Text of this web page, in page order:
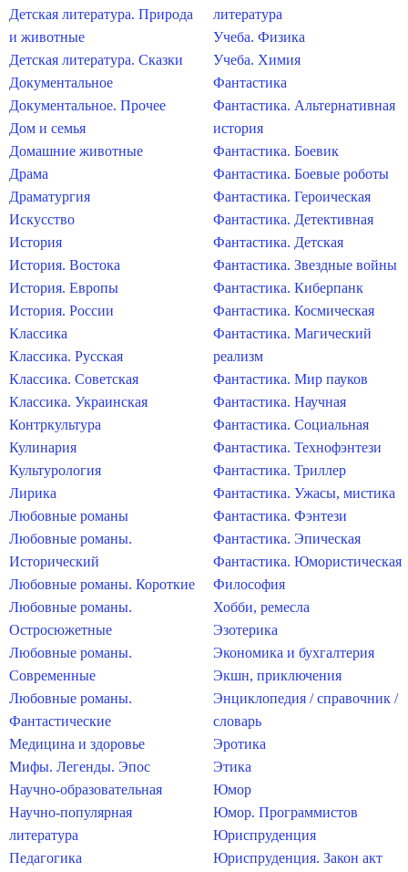
Детская литература. Природа
и животные
Детская литература. Сказки
Документальное
Документальное. Прочее
Дом и семья
Домашние животные
Драма
Драматургия
Искусство
История
История. Востока
История. Европы
История. России
Классика
Классика. Русская
Классика. Советская
Классика. Украинская
Контркультура
Кулинария
Культурология
Лирика
Любовные романы
Любовные романы.
Исторический
Любовные романы. Короткие
Любовные романы.
Остросюжетные
Любовные романы.
Современные
Любовные романы.
Фантастические
Медицина и здоровье
Мифы. Легенды. Эпос
Научно-образовательная
Научно-популярная
литература
Педагогика
литература
Учеба. Физика
Учеба. Химия
Фантастика
Фантастика. Альтернативная
история
Фантастика. Боевик
Фантастика. Боевые роботы
Фантастика. Героическая
Фантастика. Детективная
Фантастика. Детская
Фантастика. Звездные войны
Фантастика. Киберпанк
Фантастика. Космическая
Фантастика. Магический
реализм
Фантастика. Мир пауков
Фантастика. Научная
Фантастика. Социальная
Фантастика. Технофэнтези
Фантастика. Триллер
Фантастика. Ужасы, мистика
Фантастика. Фэнтези
Фантастика. Эпическая
Фантастика. Юмористическая
Философия
Хобби, ремесла
Эзотерика
Экономика и бухгалтерия
Экшн, приключения
Энциклопедия / справочник /
словарь
Эротика
Этика
Юмор
Юмор. Программистов
Юриспруденция
Юриспруденция. Закон акт